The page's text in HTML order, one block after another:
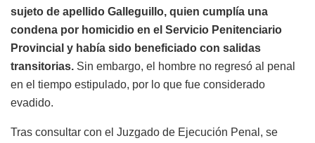
sujeto de apellido Galleguillo, quien cumplía una
condena por homicidio en el Servicio Penitenciario
Provincial y había sido beneficiado con salidas
transitorias. Sin embargo, el hombre no regresó al penal
en el tiempo estipulado, por lo que fue considerado
evadido.
Tras consultar con el Juzgado de Ejecución Penal, se